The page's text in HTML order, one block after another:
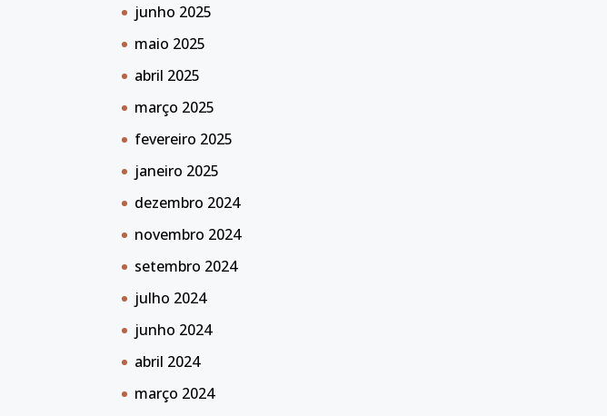
junho 2025
maio 2025
abril 2025
março 2025
fevereiro 2025
janeiro 2025
dezembro 2024
novembro 2024
setembro 2024
julho 2024
junho 2024
abril 2024
março 2024